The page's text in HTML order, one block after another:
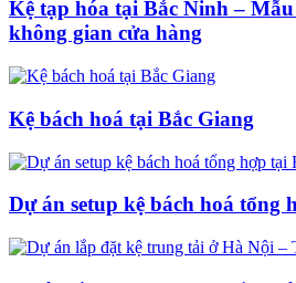
Kệ tạp hóa tại Bắc Ninh –
không gian cửa hàng
Kệ bách hoá tại Bắc Giang
Dự án setup kệ bách hoá tổng